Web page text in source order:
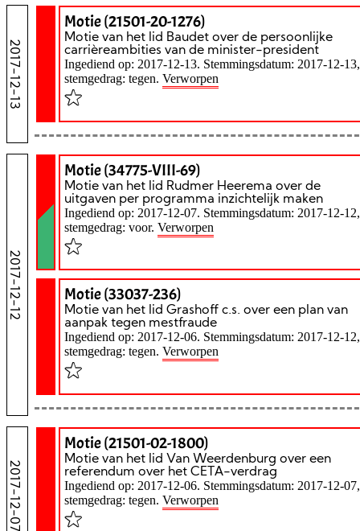
2017-12-13
Motie (21501-20-1276)
Motie van het lid Baudet over de persoonlijke
carrièreambities van de minister-president
Ingediend op: 2017-12-13. Stemmingsdatum: 2017-12-13,
stemgedrag: tegen. Verworpen
2017-12-12
Motie (34775-VIII-69)
Motie van het lid Rudmer Heerema over de
uitgaven per programma inzichtelijk maken
Ingediend op: 2017-12-07. Stemmingsdatum: 2017-12-12,
stemgedrag: voor. Verworpen
Motie (33037-236)
Motie van het lid Grashoff c.s. over een plan van
aanpak tegen mestfraude
Ingediend op: 2017-12-06. Stemmingsdatum: 2017-12-12,
stemgedrag: tegen. Verworpen
2017-12-07
Motie (21501-02-1800)
Motie van het lid Van Weerdenburg over een
referendum over het CETA-verdrag
Ingediend op: 2017-12-06. Stemmingsdatum: 2017-12-07,
stemgedrag: tegen. Verworpen